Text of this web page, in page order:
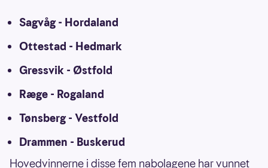
Sagvåg - Hordaland
Ottestad - Hedmark
Gressvik - Østfold
Ræge - Rogaland
Tønsberg - Vestfold
Drammen - Buskerud
Hovedvinnerne i disse fem nabolagene har vunnet